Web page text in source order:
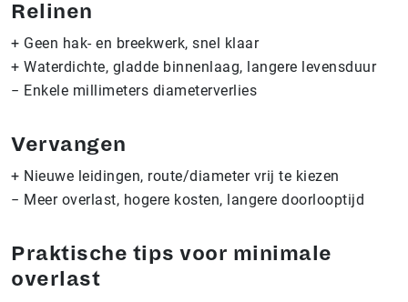
Relinen
+ Geen hak- en breekwerk, snel klaar
+ Waterdichte, gladde binnenlaag, langere levensduur
− Enkele millimeters diameterverlies
Vervangen
+ Nieuwe leidingen, route/diameter vrij te kiezen
− Meer overlast, hogere kosten, langere doorlooptijd
Praktische tips voor minimale
overlast